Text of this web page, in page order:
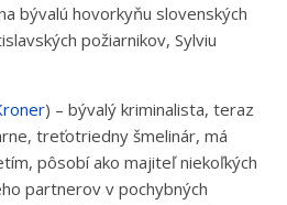
bývalú hovorkyňu slovenských
požiarnikov, Sylviu
) – bývalý kriminalista, teraz
treťotriedny šmelinár, má
pôsobí ako majiteľ niekoľkých
partnerov v pochybných